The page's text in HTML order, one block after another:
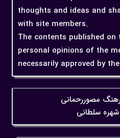
thoughts and ideas and
with site members.
The contents published
personal opinions of the
necessarily approved by
مصوررحمانی
سلطانی